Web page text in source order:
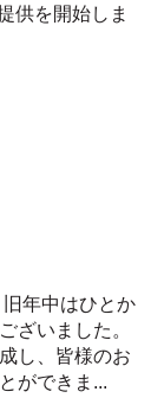
供を開始しま
年中はひとか
ざいました。
し、皆様のお
ができま...